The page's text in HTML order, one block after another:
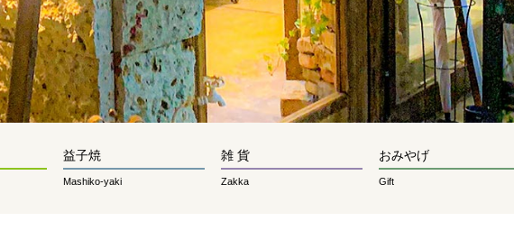
益子焼
Mashiko-yaki
雑 貨
Zakka
おみやげ
Gift